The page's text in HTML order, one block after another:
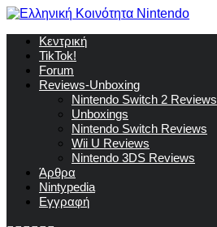
Κεντρική
TikTok!
Forum
Reviews-Unboxing
Nintendo Switch 2 Reviews
Unboxings
Nintendo Switch Reviews
Wii U Reviews
Nintendo 3DS Reviews
Άρθρα
Nintypedia
Εγγραφή